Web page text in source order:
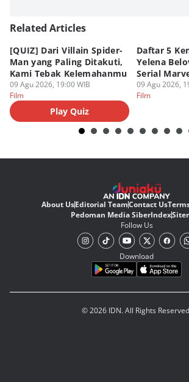
Related Articles
[QUIZ] Dari Villain Spider-
Man yang Paling Ditakuti,
Kami Tebak Kelemahanmu
09 Agu 2026, 19:00 WIB
Film
Play Quiz
Daftar 5
Yelena
Serial
09 Agu 2026,
Film
About UsEditorial TeamContact Us
Pedoman Media SiberIndex
Follow Us
Download
© 2026 IDN. All Rights